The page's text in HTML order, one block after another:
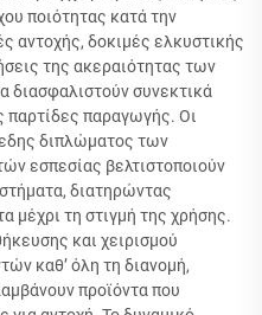
ποιότητας κατά την
αντοχής, δοκιμές ελκυστικής
της ακεραιότητας των
διασφαλιστούν συνεκτικά
παραγωγής. Οι
διπλώματος των
εσπεσίας βελτιστοποιούν
διατηρώντας
μέχρι τη στιγμή της χρήσης.
και χειρισμού
καθ’ όλη τη διανομή,
προϊόντα που